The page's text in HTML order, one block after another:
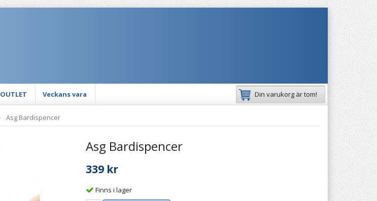
OUTLET Veckans vara Din varukorg är tom!
Asg Bardispencer
Asg Bardispencer
339 kr
Finns i lager